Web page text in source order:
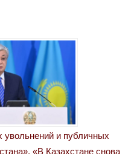
увольнений и публичных
«В Казахстане снова